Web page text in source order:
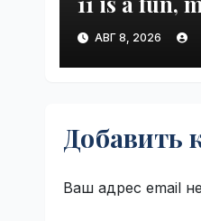
entry point
digital
VseTime.ru
АВГ 8, 2026
Добавить
Ваш адрес email